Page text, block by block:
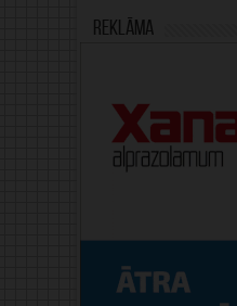
Reklāma